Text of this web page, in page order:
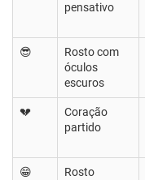
pensativo
😎
Rosto com
óculos
escuros
💔
Coração
partido
😁
Rosto